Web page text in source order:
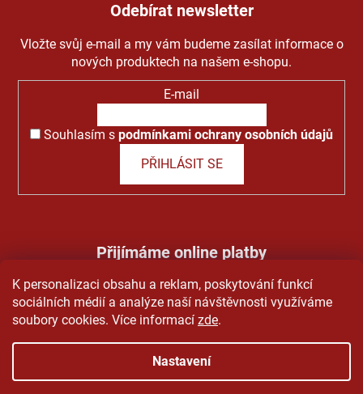
K personalizaci obsahu a reklam, poskytování funkcí
sociálních médií a analýze naší návštěvnosti využíváme
soubory cookies. Více informací zde.
Nastavení
Odebírat newsletter
Vložte svůj e-mail a my vám budeme zasílat informace o
nových produktech na našem e-shopu.
E-mail
Souhlasím s podmínkami ochrany osobních údajů
PŘIHLÁSIT SE
Přijímáme online platby
Vytvořil Shoptet&PekneWeby